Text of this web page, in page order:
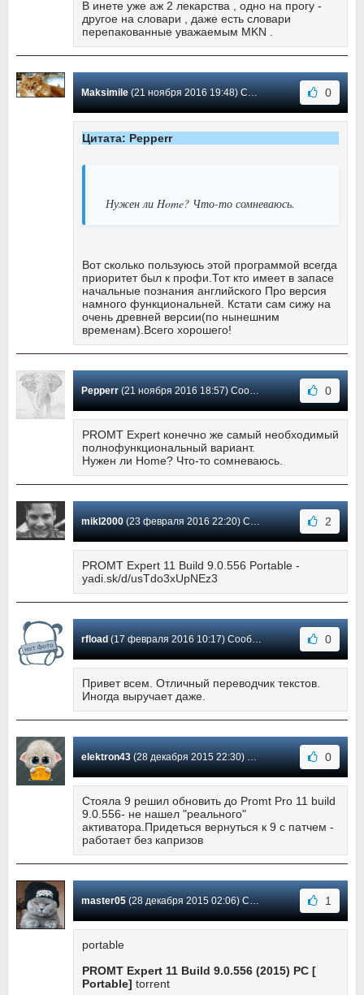
В инете уже аж 2 лекарства , одно на прогу -
другое на словари , даже есть словари
перепакованные уважаемым MKN .
Maksimile(21 ноября 2016 19:48) Сообщение #241 0
Цитата: Pepperr
Нужен ли Home? Что-то сомневаюсь.
Вот сколько пользуюсь этой программой всегда
приоритет был к профи.Тот кто имеет в запасе
начальные познания английского Про версия
намного функциональней. Кстати сам сижу на
очень древней версии(по нынешним
временам).Всего хорошего!
Pepperr(21 ноября 2016 18:57) Сообщение #240 0
PROMT Expert конечно же самый необходимый
полнофункциональный вариант.
Нужен ли Home? Что-то сомневаюсь.
mikl2000(23 февраля 2016 22:20) Сообщение #239 2
PROMT Expert 11 Build 9.0.556 Portable -
yadi.sk/d/usTdo3xUpNEz3
rfload(17 февраля 2016 10:17) Сообщение #238 0
Привет всем. Отличный переводчик текстов.
Иногда выручает даже.
elektron43(28 декабря 2015 22:30) Сообщение #237 0
Стояла 9 решил обновить до Promt Pro 11 build
9.0.556- не нашел "реального"
активатора.Придеться вернуться к 9 с патчем -
работает без капризов
master05(28 декабря 2015 02:06) Сообщение #236 1
portable
PROMT Expert 11 Build 9.0.556 (2015) PC [
Portable] torrent